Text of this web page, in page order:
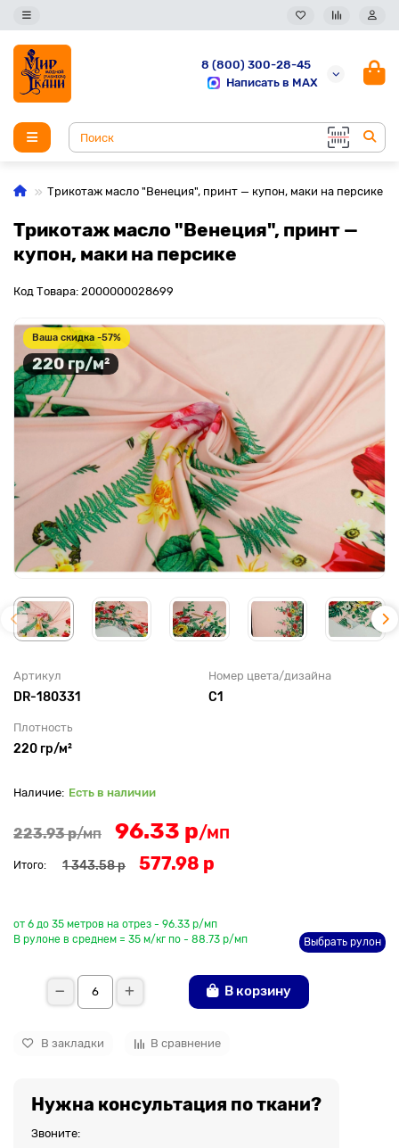
8 (800) 300-28-45
Написать в MAX
Трикотаж масло "Венеция", принт — купон, маки на персике
Трикотаж масло "Венеция", принт —
купон, маки на персике
Код Товара: 2000000028699
Ваша скидка -57%
220 гр/м²
Артикул
DR-180331
Номер цвета/дизайна
С1
Плотность
220 гр/м²
Есть в наличии
223.93 р/мп 96.33 р/мп
Итого: 1 343.58 р 577.98 р
от 6 до 35 метров на отрез - 96.33 р/мп
В рулоне в среднем = 35 м/кг по - 88.73 р/мп
Выбрать рулон
В корзину
В закладки В сравнение
Нужна консультация по ткани?
Звоните: